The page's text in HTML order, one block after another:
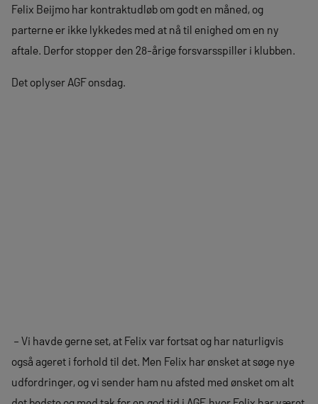
Felix Beijmo har kontraktudløb om godt en måned, og
parterne er ikke lykkedes med at nå til enighed om en ny
aftale. Derfor stopper den 28-årige forsvarsspiller i klubben.
Det oplyser AGF onsdag.
– Vi havde gerne set, at Felix var fortsat og har naturligvis
også ageret i forhold til det. Men Felix har ønsket at søge nye
udfordringer, og vi sender ham nu afsted med ønsket om alt